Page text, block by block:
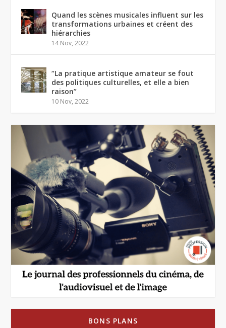
Quand les scènes musicales influent sur les
transformations urbaines et créent des
hiérarchies
14 Nov, 2022
“La pratique artistique amateur se fout
des politiques culturelles, et elle a bien
raison”
10 Nov, 2022
BONS PLANS